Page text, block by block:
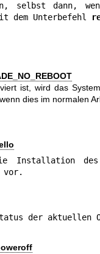
selbst dann,
dem Unterbefehl
ist, wird das
dies im normalen
Installation des
vor.
der aktuellen